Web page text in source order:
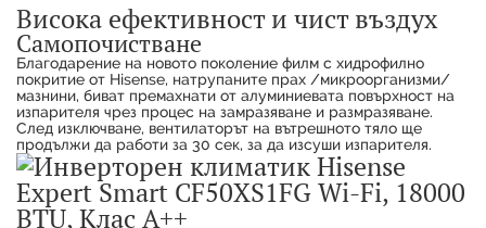
Висока ефективност и чист въздух
Самопочистване
Благодарение на новото поколение филм с хидрофилно
покритие от Hisense, натрупаните прах /микроорганизми/
мазнини, биват премахнати от алуминиевата повърхност на
изпарителя чрез процес на замразяване и размразяване.
След изключване, вентилаторът на вътрешното тяло ще
продължи да работи за 30 сек, за да изсуши изпарителя.